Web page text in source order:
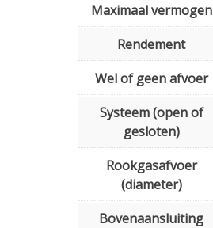
Maximaal vermogen
Rendement
Wel of geen afvoer
Systeem (open of
gesloten)
Rookgasafvoer
(diameter)
Bovenaansluiting